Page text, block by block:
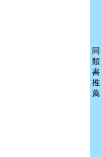
同
類
書
推
薦